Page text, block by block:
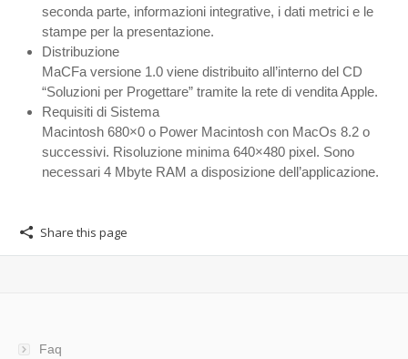
seconda parte, informazioni integrative, i dati metrici e le
stampe per la presentazione.
Distribuzione
MaCFa versione 1.0 viene distribuito all’interno del CD
“Soluzioni per Progettare” tramite la rete di vendita Apple.
Requisiti di Sistema
Macintosh 680×0 o Power Macintosh con MacOs 8.2 o
successivi. Risoluzione minima 640×480 pixel. Sono
necessari 4 Mbyte RAM a disposizione dell’applicazione.
Share this page
Faq